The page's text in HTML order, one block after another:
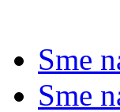
Sme
Sme